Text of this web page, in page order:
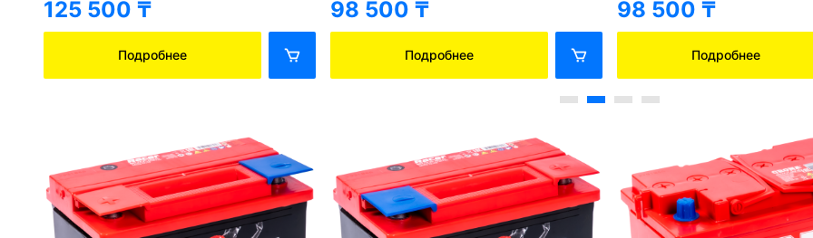
125 500 ₸
Подробнее
98 500 ₸
Подробнее
98 500 ₸
Подробнее